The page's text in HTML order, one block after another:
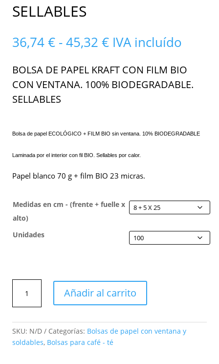
SELLABLES
36,74€ -45,32 €Rango
de
precios:
desde
36,74 €
IVA incluído
BOLSA DE PAPEL KRAFT CON FILM BIO
CON VENTANA. 100% BIODEGRADABLE.
SELLABLES
Bolsa de papel ECOLÓGICO + FILM BIO sin ventana. 10% BIODEGRADABLE
Laminada por el interior con fil BIO. Sellables por calor.
Papel blanco 70 g + film BIO 23 micras.
Medidas en cm - (frente + fuelle x
alto)
Unidades
papel
con
film
Añadir al carrito
SKU: N/D Categorías: Bolsas de papel con ventana y
soldables, Bolsas para café - té